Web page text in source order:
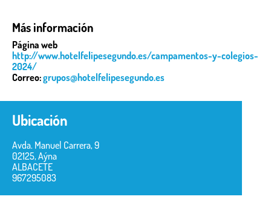
Más información
Página web
http://www.hotelfelipesegundo.es/campamentos-y-colegios-
2024/
Correo:grupos@hotelfelipesegundo.es
Ubicación
Avda. Manuel Carrera, 9
02125, Aýna
ALBACETE
967295083